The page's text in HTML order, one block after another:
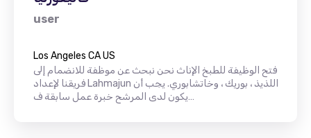
user
Los Angeles CA US
فتح الوظيفة للطبخ الإناث نحن نبحث عن موظفة للانضمام إلى
فريقنا لإعداد Lahmajun اللذيذ ، بوريك ، وخاتشابوري. يجب أن
يكون لدى المرشح خبرة عمل سابقة ف…